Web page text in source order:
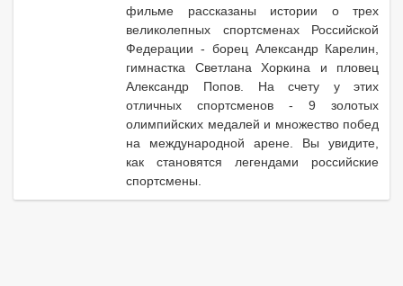
фильме рассказаны истории о трех
великолепных спортсменах Российской
Федерации - борец Александр Карелин,
гимнастка Светлана Хоркина и пловец
Александр Попов. На счету у этих
отличных спортсменов - 9 золотых
олимпийских медалей и множество побед
на международной арене. Вы увидите,
как становятся легендами российские
спортсмены.